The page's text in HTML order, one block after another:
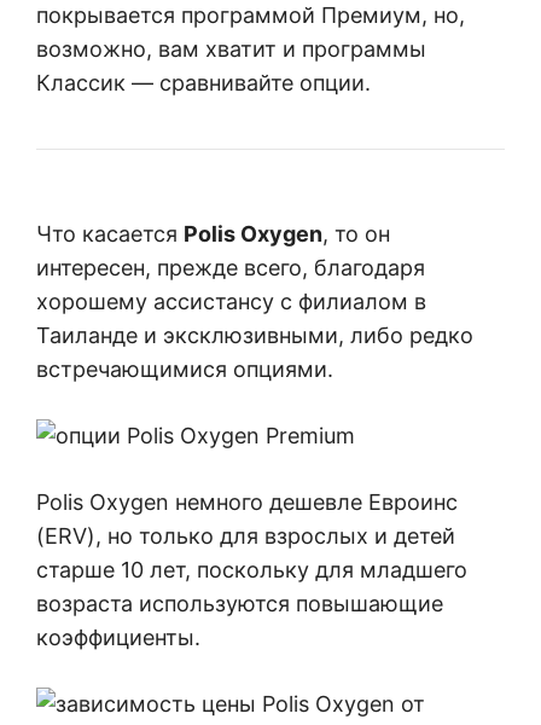
покрывается программой Премиум, но,
возможно, вам хватит и программы
Классик — сравнивайте опции.
Что касается Polis Oxygen, то он
интересен, прежде всего, благодаря
хорошему ассистансу с филиалом в
Таиланде и эксклюзивными, либо редко
встречающимися опциями.
Polis Oxygen немного дешевле Евроинс
(ERV), но только для взрослых и детей
старше 10 лет, поскольку для младшего
возраста используются повышающие
коэффициенты.